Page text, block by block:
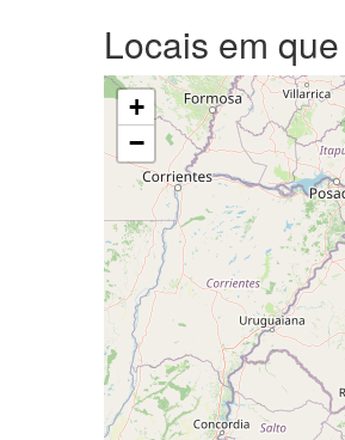
Locais em
+
−